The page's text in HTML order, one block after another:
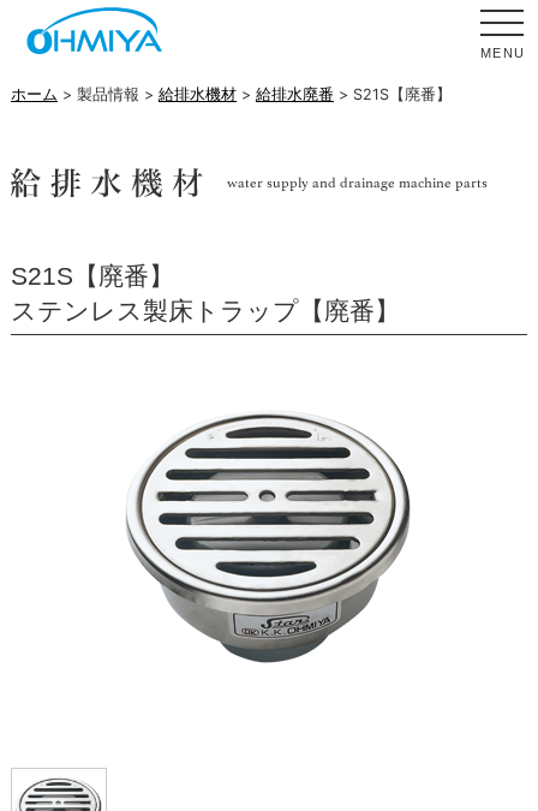
MENU
ホーム > 製品情報 > 給排水機材> 給排水廃番 > S21S【廃番】
S21S【廃番】
ステンレス製床トラップ【廃番】